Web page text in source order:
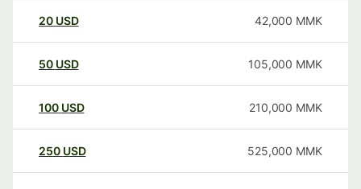
20 USD 42,000 MMK
50 USD 105,000 MMK
100 USD 210,000 MMK
250 USD 525,000 MMK